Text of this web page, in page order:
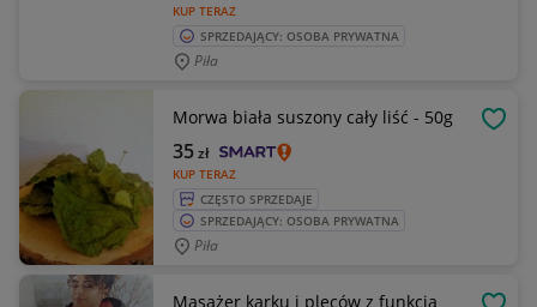
KUP TERAZ
SPRZEDAJĄCY: OSOBA PRYWATNA
Piła
Morwa biała suszony cały liść - 50g
KUP TERAZ
35zł
CZĘSTO SPRZEDAJE
SPRZEDAJĄCY: OSOBA PRYWATNA
Piła
Masażer karku i pleców z funkcją